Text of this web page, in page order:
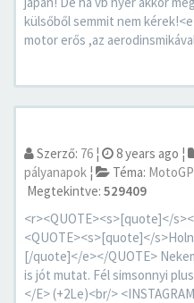
külsőből semmit nem
motor erős ,az
Szerző: 76 ¦ 8 years ago ¦
pályanapok ¦ Téma: MotoGP
Megtekintve: 529409
<r><QUOTE><s>[quote]</
<QUOTE><s>[quote]</
[/quote]</e></QUOTE>
is jót mutat. Fél simsonnyi
</E> (+2Le)<br/>